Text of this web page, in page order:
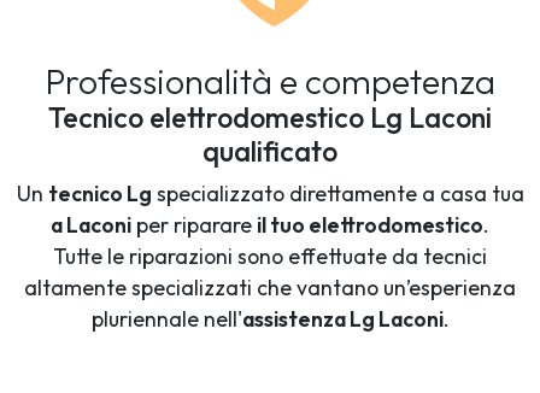
Professionalità e competenza
Tecnico elettrodomestico Lg Laconi
qualificato
Un tecnico Lg specializzato direttamente a casa tua
a Laconi per riparare il tuo elettrodomestico.
Tutte le riparazioni sono effettuate da tecnici
altamente specializzati che vantano un’esperienza
pluriennale nell'assistenza Lg Laconi.